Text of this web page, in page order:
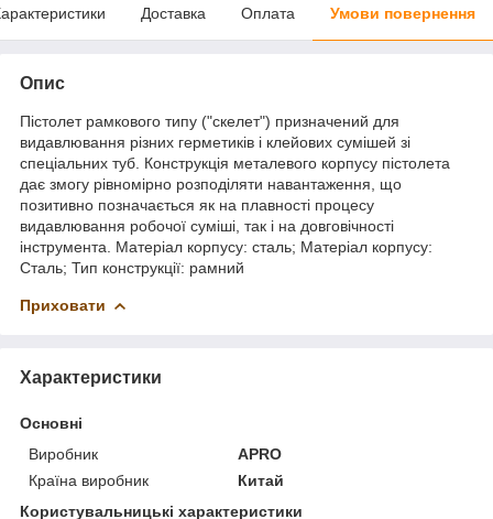
Доставка Оплата Умови повернення
Опис
Пістолет рамкового типу ("скелет") призначений для
видавлювання різних герметиків і клейових сумішей зі
спеціальних туб. Конструкція металевого корпусу пістолета
дає змогу рівномірно розподіляти навантаження, що
позитивно позначається як на плавності процесу
видавлювання робочої суміші, так і на довговічності
інструмента. Матеріал корпусу: сталь; Матеріал корпусу:
Сталь; Тип конструкції: рамний
Приховати
Характеристики
Основні
Виробник
APRO
Країна виробник
Китай
Користувальницькі характеристики